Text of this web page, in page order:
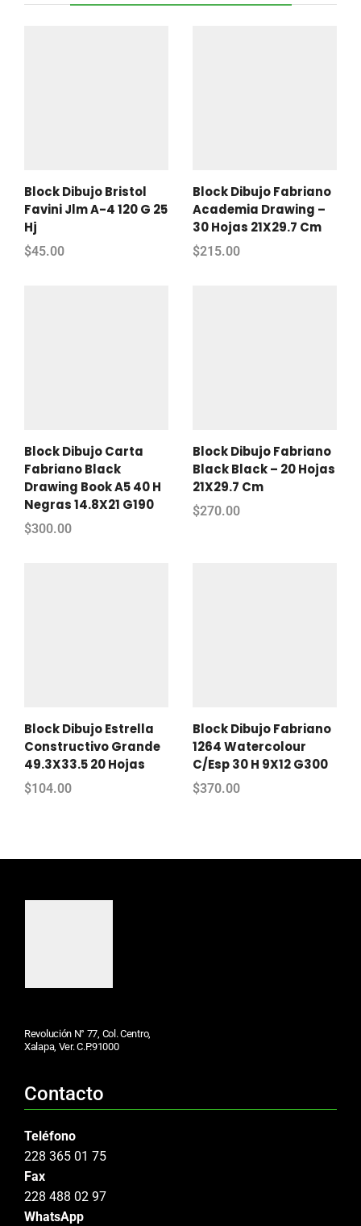
Block Dibujo Bristol
Favini Jlm A-4 120 G 25
Hj
$45.00
Block Dibujo Fabriano
Academia Drawing –
30 Hojas 21X29.7 Cm
$215.00
Block Dibujo Carta
Fabriano Black
Drawing Book A5 40 H
Negras 14.8X21 G190
$300.00
Block Dibujo Fabriano
Black Black – 20 Hojas
21X29.7 Cm
$270.00
Block Dibujo Estrella
Constructivo Grande
49.3X33.5 20 Hojas
$104.00
Block Dibujo Fabriano
1264 Watercolour
C/Esp 30 H 9X12 G300
$370.00
Revolución N° 77, Col. Centro,
Xalapa, Ver. C.P.91000
Contacto
Teléfono
228 365 01 75
Fax
228 488 02 97
WhatsApp